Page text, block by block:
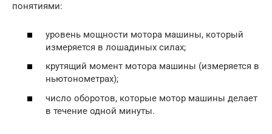
понятиями:
уровень мощности мотора машины, который
измеряется в лошадиных силах;
крутящий момент мотора машины (измеряется в
ньютонометрах);
число оборотов, которые мотор машины делает
в течение одной минуты.